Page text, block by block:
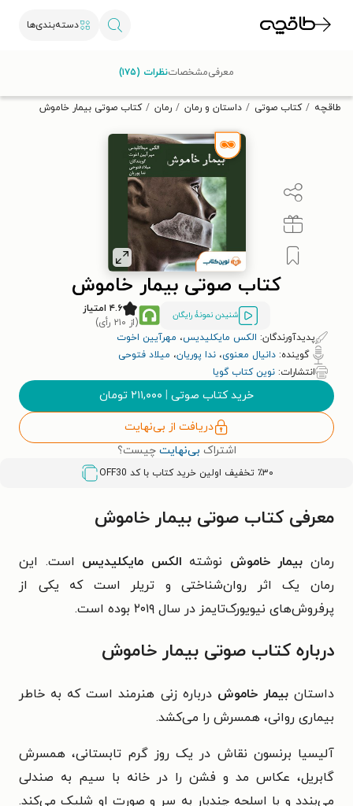
دسته‌بندی‌ها
تخفیف از طاقچه دریافت کن.
طاقچه کتاب صوتی داستان و رمان رمان کتاب صوتی بیمار خاموش
کتاب صوتی بیمار خاموش
شنیدن نمونۀ رایگان
۴.۶ امتیاز
(از ۲۱۰ رأی)
پدیدآورندگان: الکس مایکلیدیس، مهرآیین اخوت
گوینده: دانیال معنوی، ندا پوریان، میلاد فتوحی
انتشارات: نوین کتاب گویا
خرید کتاب صوتی | ۲۱۱,۰۰۰ تومان
دریافت از بی‌نهایت
اشتراک بی‌نهایت چیست؟
٪۳۰ تخفیف اولین خرید کتاب با کد OFF30
معرفیمشخصاتنظرات (۱۷۵)
معرفی کتاب صوتی بیمار خاموش
رمان بیمار خاموش نوشته الکس مایکلیدیس است. این
رمان یک اثر روان‌شناختی و تریلر است که یکی از
پرفروش‌های نیویورک‌تایمز در سال ۲۰۱۹ بوده است.
درباره کتاب صوتی بیمار خاموش
داستانبیمار خاموش درباره زنی هنرمند است که به خاطر
بیماری روانی، همسرش را می‌کشد.
آلیسیا برنسون نقاش در یک روز گرم تابستانی، همسرش
گابریل، عکاس مد و فشن را در خانه با سیم به صندلی
می‌بندد و با اسلحه چندبار به سر و صورت او شلیک می‌کند.